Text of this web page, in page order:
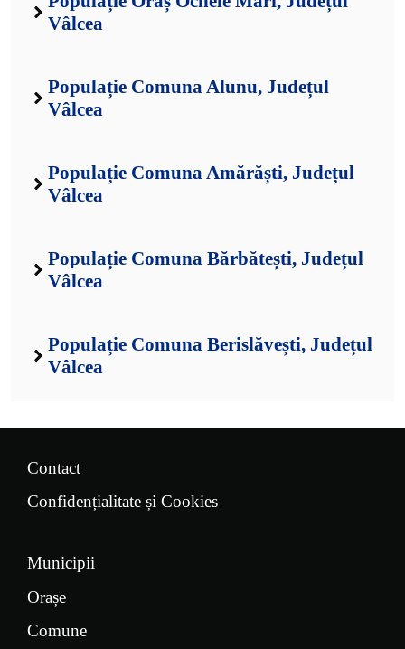
Vâlcea
Populație Comuna Alunu, Județul
Vâlcea
Populație Comuna Amărăști, Județul
Vâlcea
Populație Comuna Bărbătești, Județul
Vâlcea
Populație Comuna Berislăvești, Județul
Vâlcea
Contact
Confidențialitate și Cookies
Municipii
Orașe
Comune